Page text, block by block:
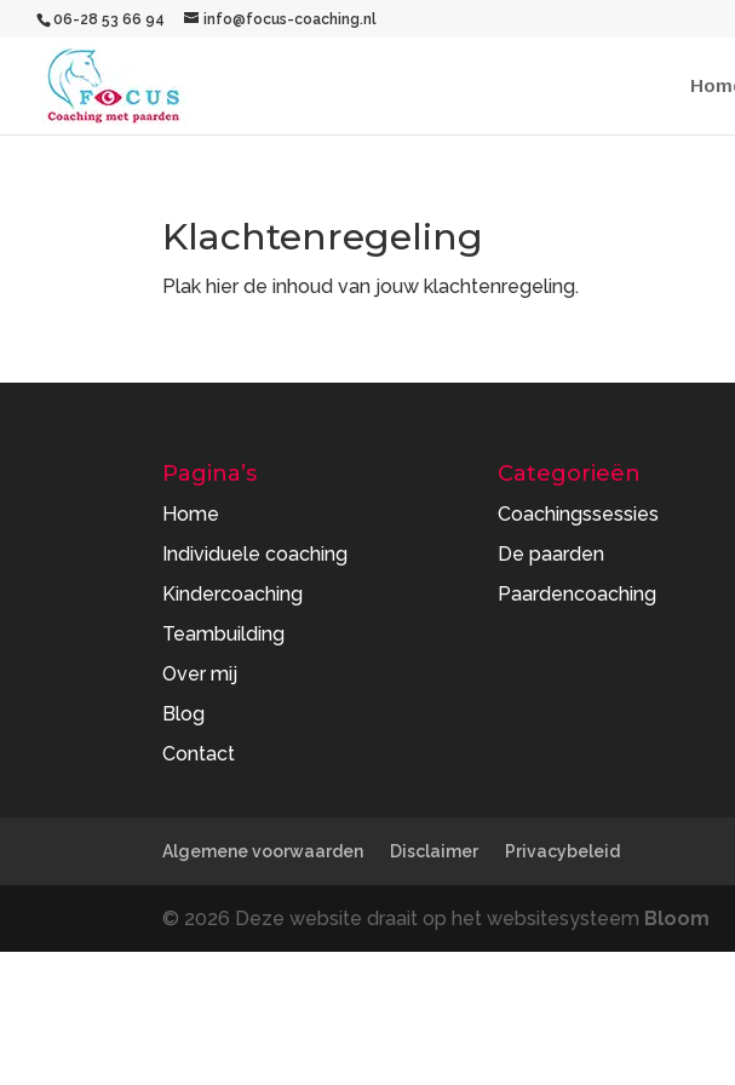
06-28 53 66 94 info@focus-coaching.nl
Klachtenregeling
Plak hier de inhoud van jouw klachtenregeling.
Pagina’s
Home
Individuele coaching
Kindercoaching
Teambuilding
Over mij
Blog
Contact
Categorieën
Coachingssessies
De paarden
Paardencoaching
Algemene voorwaarden Disclaimer Privacybeleid
© 2026 Deze website draait op het websitesysteem Bloom